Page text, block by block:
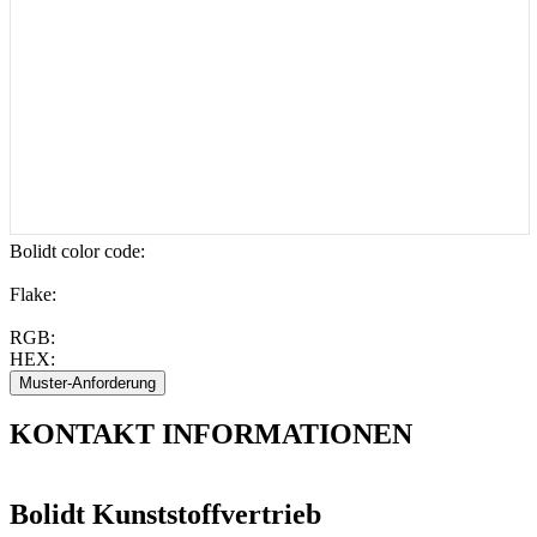
Bolidt color code:
Flake:
RGB:
HEX:
KONTAKT INFORMATIONEN
Bolidt Kunststoffvertrieb